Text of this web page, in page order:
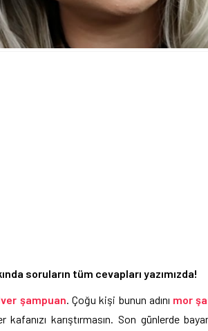
soruların tüm cevapları yazımızda!
şampuan. Çoğu kişi bunun adını mor
karıştırmasın. Son günlerde